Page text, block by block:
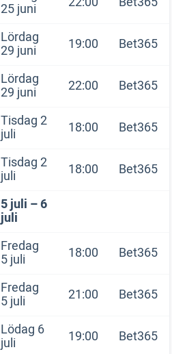
25 juni
Lördag
29 juni 19:00
Bet365
Lördag
29 juni 22:00 Bet365
Tisdag 2
juli 18:00
Bet365
Tisdag 2
juli 18:00 Bet365
5 juli – 6
juli
Fredag
5 juli 18:00 Bet365
Fredag
5 juli 21:00 Bet365
Lödag 6
juli 19:00 Bet365